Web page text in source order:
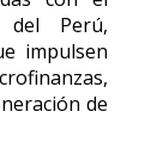
del Perú,
impulsen
de